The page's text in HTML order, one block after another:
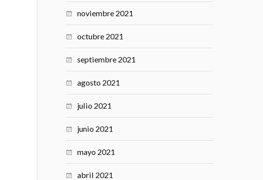
noviembre 2021
octubre 2021
septiembre 2021
agosto 2021
julio 2021
junio 2021
mayo 2021
abril 2021